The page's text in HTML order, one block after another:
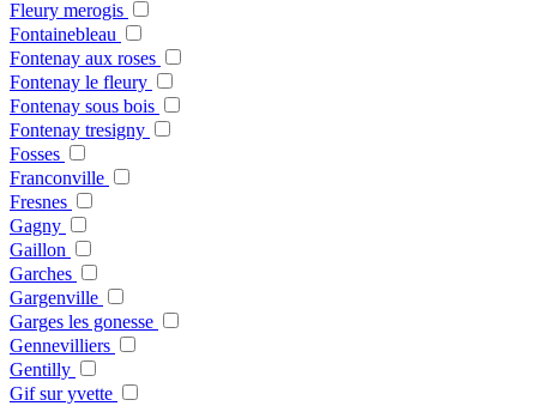
Fleury merogis
Fontainebleau
Fontenay aux roses
Fontenay le fleury
Fontenay sous bois
Fontenay tresigny
Fosses
Franconville
Fresnes
Gagny
Gaillon
Garches
Gargenville
Garges les gonesse
Gennevilliers
Gentilly
Gif sur yvette